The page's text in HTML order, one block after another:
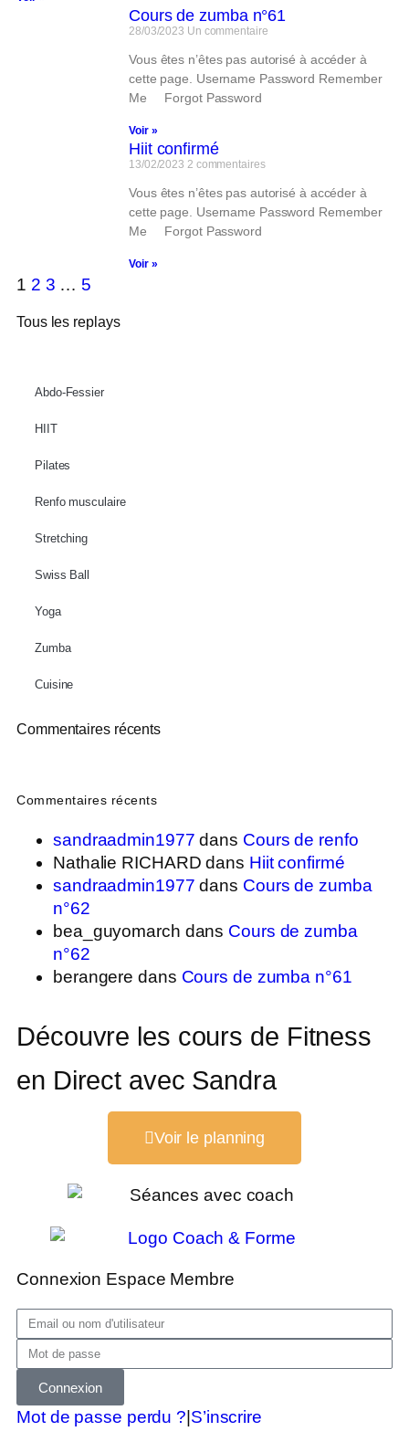
Cours de zumba n°61
28/03/2023 Un commentaire
Vous êtes n’êtes pas autorisé à accéder à
cette page. Username Password Remember
Me Forgot Password
Voir »
Hiit confirmé
13/02/2023 2 commentaires
Vous êtes n’êtes pas autorisé à accéder à
cette page. Username Password Remember
Me Forgot Password
Voir »
1 2 3 … 5
Tous les replays
Abdo-Fessier
HIIT
Pilates
Renfo musculaire
Stretching
Swiss Ball
Yoga
Zumba
Cuisine
Commentaires récents
Commentaires récents
sandraadmin1977 dans Cours de renfo
Nathalie RICHARD dans Hiit confirmé
sandraadmin1977 dans Cours de zumba
n°62
bea_guyomarch dans Cours de zumba
n°62
berangere dans Cours de zumba n°61
Découvre les cours de Fitness
en Direct avec Sandra
Voir le planning
Connexion Espace Membre
Connexion
Mot de passe perdu ? S’inscrire